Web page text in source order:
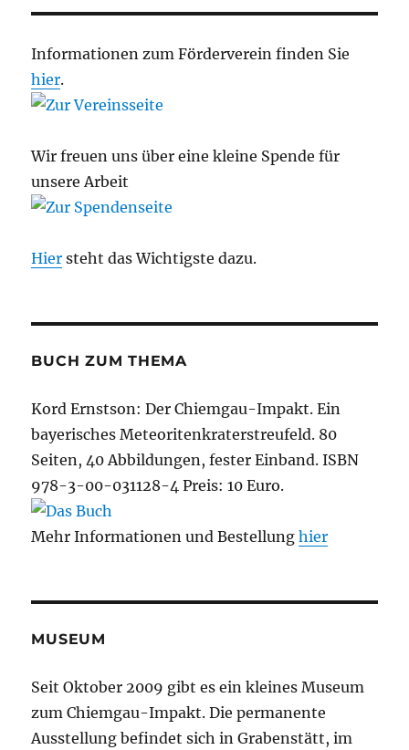
Informationen zum Förderverein finden Sie
hier.
Wir freuen uns über eine kleine Spende für
unsere Arbeit
Hier steht das Wichtigste dazu.
BUCH ZUM THEMA
Kord Ernstson: Der Chiemgau-Impakt. Ein
bayerisches Meteoritenkraterstreufeld. 80
Seiten, 40 Abbildungen, fester Einband. ISBN
978-3-00-031128-4 Preis: 10 Euro.
Mehr Informationen und Bestellunghier
MUSEUM
Seit Oktober 2009 gibt es ein kleines Museum
zum Chiemgau-Impakt. Die permanente
Ausstellung befindet sich in Grabenstätt, im